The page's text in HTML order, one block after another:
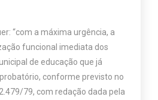
“com a máxima urgência, a
funcional imediata dos
de educação que já
conforme previsto no
79, com redação dada pela